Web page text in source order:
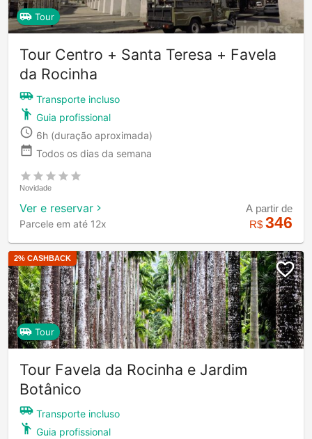
Tour
Tour Centro + Santa Teresa + Favela
da Rocinha
Transporte incluso
Guia profissional
6h (duração aproximada)
Todos os dias da semana
Novidade
Ver e reservar
Parcele em até 12x
A partir de
R$ 346
2% CASHBACK
Tour
Tour Favela da Rocinha e Jardim
Botânico
Transporte incluso
Guia profissional